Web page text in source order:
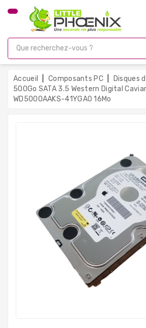
CATÉGORIE
Gamer
Unités
Centrales
Reconditionnées
Accueil Composants PC Disques
500Go SATA 3.5 Western Digital
WD5000AAKS-41YGA0 16Mo